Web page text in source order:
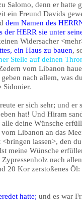
Salomo, denn er hatte
ein Freund Davids
dem Namen des
der HERR sie unter
Widersacher
ein Haus zu bauen,
Stelle auf deinen
vom Libanon
nach allem, was
Sidonier.
er sich sehr; und er
hat! Und Hiram
deine Wünsche
Libanon an das
lassen>, den
meine Wünsche
nach
20 Kor zerstoßenes
hatte; und es war